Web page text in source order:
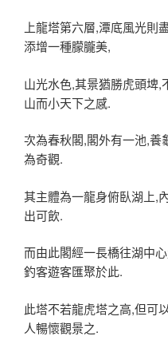
上龍塔第六層,潭底風光則
添增一種朦朧美,
山光水色,其景猶勝虎頭埤
山而小天下之感.
次為春秋閣,閣外有一池,養
為奇觀.
其主體為一龍身俯臥湖上,
出可飲.
而由此閣經一長橋往湖中
釣客遊客匯聚於此.
此塔不若龍虎塔之高,但可
人暢懷觀景之.